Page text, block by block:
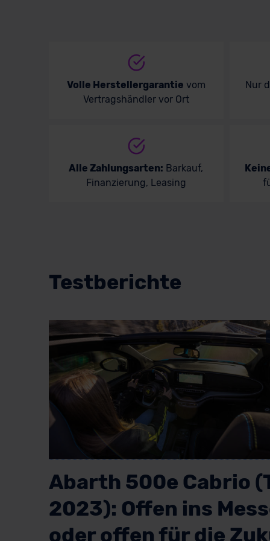
Volle Herstellergarantie vom
Vertragshändler vor Ort
Nur
Alle Zahlungsarten: Barkauf,
Finanzierung, Leasing
Testberichte
Abarth 500e Cabrio
2023): Offen ins
oder offen für die